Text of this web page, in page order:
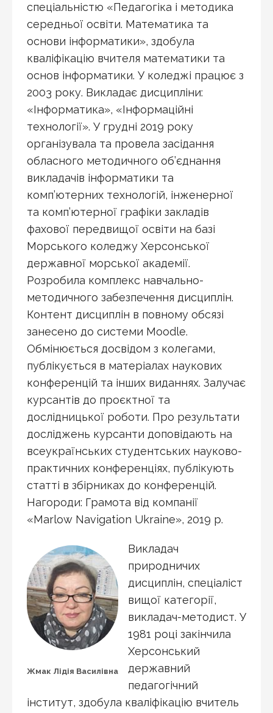
спеціальністю «Педагогіка і методика
середньої освіти. Математика та
основи інформатики», здобула
кваліфікацію вчителя математики та
основ інформатики. У коледжі працює з
2003 року. Викладає дисципліни:
«Інформатика», «Інформаційні
технології». У грудні 2019 року
організувала та провела засідання
обласного методичного об’єднання
викладачів інформатики та
комп’ютерних технологій, інженерної
та комп’ютерної графіки закладів
фахової передвищої освіти на базі
Морського коледжу Херсонської
державної морської академії.
Розробила комплекс навчально-
методичного забезпечення дисциплін.
Контент дисциплін в повному обсязі
занесено до системи Moodle.
Обмінюється досвідом з колегами,
публікується в матеріалах наукових
конференцій та інших виданнях. Залучає
курсантів до проєктної та
дослідницької роботи. Про результати
досліджень курсанти доповідають на
всеукраїнських студентських науково-
практичних конференціях, публікують
статті в збірниках до конференцій.
Нагороди: Грамота від компанії
«Marlow Navigation Ukraine», 2019 р.
Жмак Лідія Василівна
Викладач
природничих
дисциплін, спеціаліст
вищої категорії,
викладач-методист. У
1981 році закінчила
Херсонський
державний
педагогічний
інститут, здобула кваліфікацію вчитель